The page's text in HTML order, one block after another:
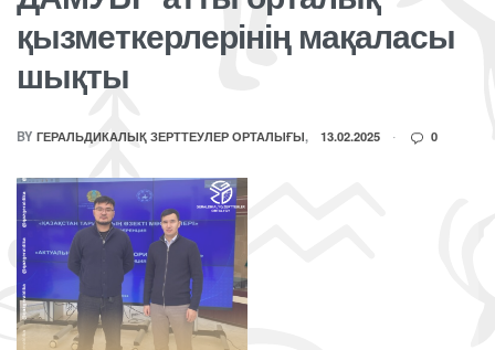
қызметкерлерінің мақаласы
шықты
BY ГЕРАЛЬДИКАЛЫҚ ЗЕРТТЕУЛЕР ОРТАЛЫҒЫ 13.02.2025 0